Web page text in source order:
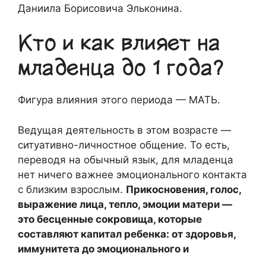
Даниила Борисовича Эльконина.
Кто и как влияет на
младенца до 1 года?
Фигура влияния этого периода — МАТЬ.
Ведущая деятельность в этом возрасте —
ситуативно-личностное общение. То есть,
переводя на обычный язык, для младенца
нет ничего важнее эмоционального контакта
с близким взрослым. Прикосновения, голос,
выражение лица, тепло, эмоции матери —
это бесценные сокровища, которые
составляют капитал ребенка: от здоровья,
иммунитета до эмоционального и